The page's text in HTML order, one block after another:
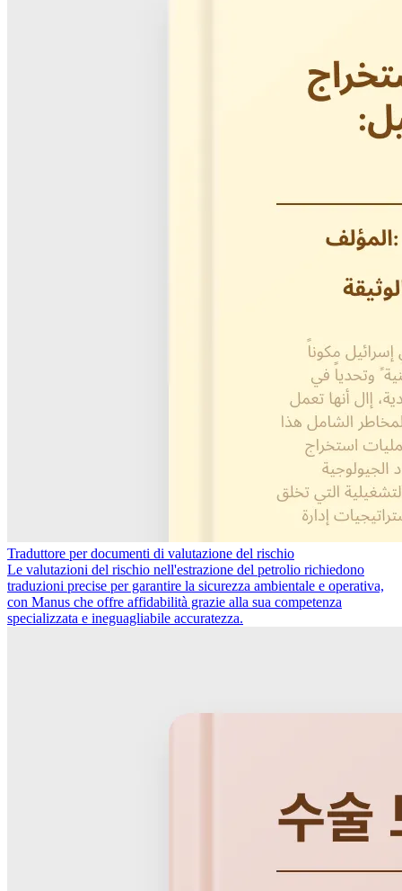
Traduttore per documenti di valutazione del rischio
Le valutazioni del rischio nell'estrazione del petrolio richiedono
traduzioni precise per garantire la sicurezza ambientale e operativa,
con Manus che offre affidabilità grazie alla sua competenza
specializzata e ineguagliabile accuratezza.